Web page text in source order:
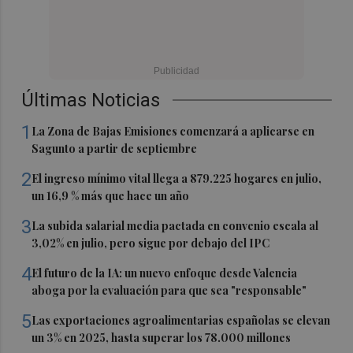
Últimas Noticias
1 La Zona de Bajas Emisiones comenzará a aplicarse en
Sagunto a partir de septiembre
2El ingreso mínimo vital llega a 879.225 hogares en julio,
un 16,9 % más que hace un año
3La subida salarial media pactada en convenio escala al
3,02% en julio, pero sigue por debajo del IPC
4El futuro de la IA: un nuevo enfoque desde Valencia
aboga por la evaluación para que sea "responsable"
5Las exportaciones agroalimentarias españolas se elevan
un 3% en 2025, hasta superar los 78.000 millones